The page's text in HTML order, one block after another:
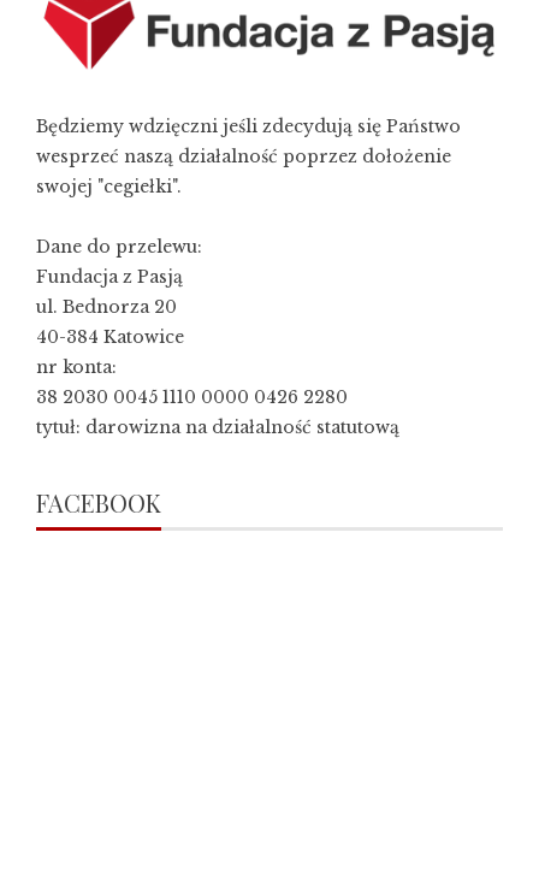
Będziemy wdzięczni jeśli zdecydują się Państwo
wesprzeć naszą działalność poprzez dołożenie
swojej "cegiełki".
Dane do przelewu:
Fundacja z Pasją
ul. Bednorza 20
40-384 Katowice
nr konta:
38 2030 0045 1110 0000 0426 2280
tytuł: darowizna na działalność statutową
FACEBOOK